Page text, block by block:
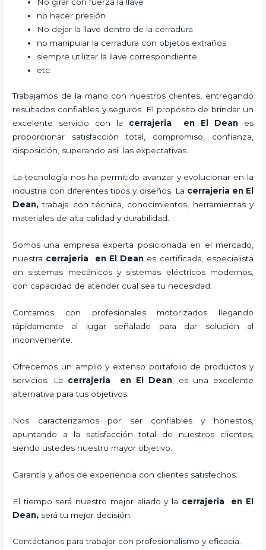
no hacer presión
No dejar la llave dentro de la cerradura
no manipular la cerradura con objetos extraños
siempre utilizar la llave correspondiente
etc.
Trabajamos de la mano con nuestros clientes, entregando
resultados confiables y seguros. El propósito de brindar un
excelente servicio con la cerrajeria en El Deanes
proporcionar satisfacción total, compromiso, confianza,
disposición, superando así las expectativas.
La tecnología nos ha permitido avanzar y evolucionar en la
industria con diferentes tipos y diseños. La cerrajeria en El
Dean,trabaja con técnica, conocimientos, herramientas y
materiales de alta calidad y durabilidad.
Somos una empresa experta posicionada en el mercado,
nuestra cerrajeria en El Dean es certificada, especialista
en sistemas mecánicos y sistemas eléctricos modernos,
con capacidad de atender cual sea tu necesidad.
Contamos con profesionales motorizados llegando
rápidamente al lugar señalado para dar solución al
inconveniente.
Ofrecemos un amplio y extenso portafolio de productos y
servicios. La cerrajeria en El Dean , es una excelente
alternativa para tus objetivos.
Nos caracterizamos por ser confiables y honestos,
apuntando a la satisfacción total de nuestros clientes,
siendo ustedes nuestro mayor objetivo.
Garantía y años de experiencia con clientes satisfechos.
El tiempo será nuestro mejor aliado y la cerrajeria en El
Dean, será tu mejor decisión.
Contáctanos para trabajar con profesionalismo y eficacia.